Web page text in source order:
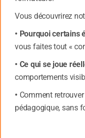
remotiver
redresser d’un
éducation
:
formateur,
Vous découvrirez
• Pourquoi certains
vous faites tout «
• Ce qui se joue
comportements
• Comment
pédagogique, sans